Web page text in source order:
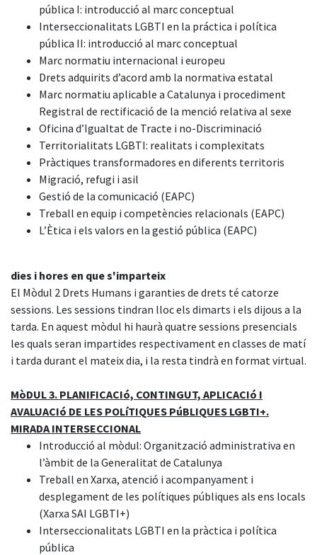
pública I: introducció al marc conceptual
Interseccionalitats LGBTI en la práctica i política
pública II: introducció al marc conceptual
Marc normatiu internacional i europeu
Drets adquirits d’acord amb la normativa estatal
Marc normatiu aplicable a Catalunya i procediment
Registral de rectificació de la menció relativa al sexe
Oficina d’Igualtat de Tracte i no-Discriminació
Territorialitats LGBTI: realitats i complexitats
Pràctiques transformadores en diferents territoris
Migració, refugi i asil
Gestió de la comunicació (EAPC)
Treball en equip i competències relacionals (EAPC)
L’Ètica i els valors en la gestió pública (EAPC)
dies i hores en que s'imparteix
El Mòdul 2 Drets Humans i garanties de drets té catorze
sessions. Les sessions tindran lloc els dimarts i els dijous a la
tarda. En aquest mòdul hi haurà quatre sessions presencials
les quals seran impartides respectivament en classes de matí
i tarda durant el mateix dia, i la resta tindrà en format virtual.
MòDUL 3. PLANIFICACIó, CONTINGUT, APLICACIó I
AVALUACIó DE LES POLíTIQUES PúBLIQUES LGBTI+.
MIRADA INTERSECCIONAL
Introducció al mòdul: Organització administrativa en
l’àmbit de la Generalitat de Catalunya
Treball en Xarxa, atenció i acompanyament i
desplegament de les polítiques públiques als ens locals
(Xarxa SAI LGBTI+)
Interseccionalitats LGBTI en la pràctica i política
pública